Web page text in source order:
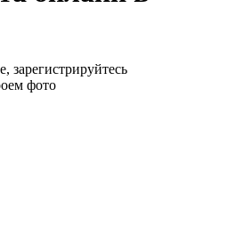
зарегистрируйтесь
фото